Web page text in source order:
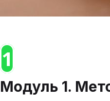
1
Модуль 1.